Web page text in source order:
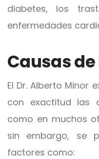
diabetes, los
enfermedades
Causas
El Dr. Alberto Minor
con exactitud las
como en muchos
sin embargo, se
factores como: